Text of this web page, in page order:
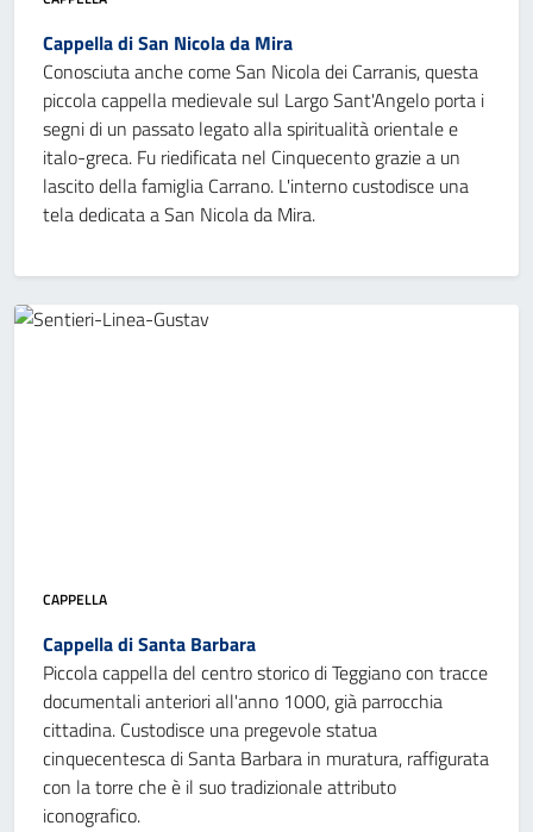
Cappella di San Nicola da Mira
Conosciuta anche come San Nicola dei Carranis, questa
piccola cappella medievale sul Largo Sant'Angelo porta i
segni di un passato legato alla spiritualità orientale e
italo-greca. Fu riedificata nel Cinquecento grazie a un
lascito della famiglia Carrano. L'interno custodisce una
tela dedicata a San Nicola da Mira.
CAPPELLA
Cappella di Santa Barbara
Piccola cappella del centro storico di Teggiano con tracce
documentali anteriori all'anno 1000, già parrocchia
cittadina. Custodisce una pregevole statua
cinquecentesca di Santa Barbara in muratura, raffigurata
con la torre che è il suo tradizionale attributo
iconografico.